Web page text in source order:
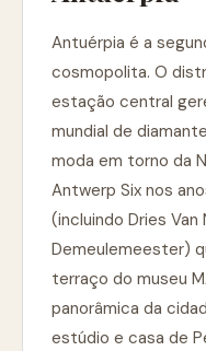
Antuérpia é a
cosmopolita. O
estação central
mundial de
moda em torno da
Antwerp Six nos
(incluindo Dries Van
Demeulemeester)
terraço do museu
panorâmica da
estúdio e casa de